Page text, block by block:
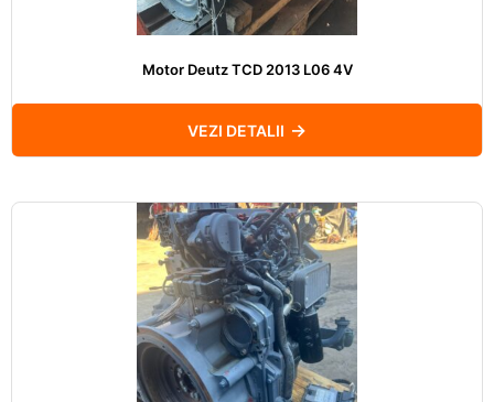
Motor Deutz TCD 2013 L06 4V
VEZI DETALII